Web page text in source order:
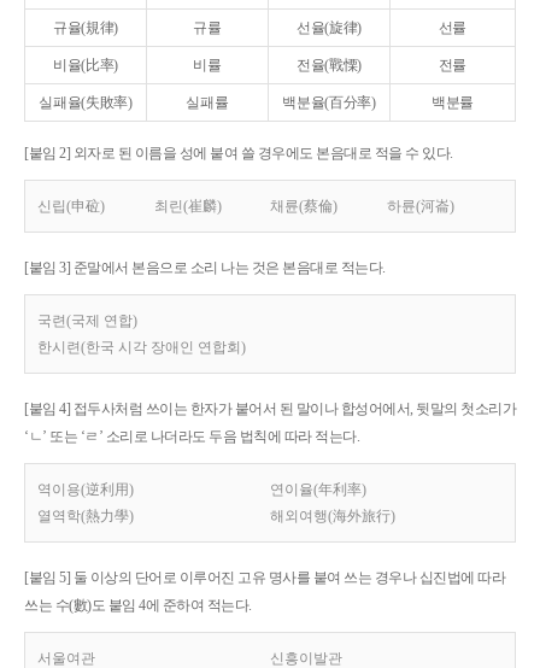
규율(規律) 규률 선율(旋律) 선률
비율(比率) 비률 전율(戰慄) 전률
실패율(失敗率) 실패률 백분율(百分率) 백분률
[붙임 2] 외자로 된 이름을 성에 붙여 쓸 경우에도 본음대로 적을 수 있다.
신립(申砬) 최린(崔麟) 채륜(蔡倫) 하륜(河崙)
[붙임 3] 준말에서 본음으로 소리 나는 것은 본음대로 적는다.
국련(국제 연합)
한시련(한국 시각 장애인 연합회)
[붙임 4] 접두사처럼 쓰이는 한자가 붙어서 된 말이나 합성어에서, 뒷말의 첫소리가
‘ㄴ’ 또는 ‘ㄹ’ 소리로 나더라도 두음 법칙에 따라 적는다.
역이용(逆利用)
연이율(年利率)
열역학(熱力學)
해외여행(海外旅行)
[붙임 5] 둘 이상의 단어로 이루어진 고유 명사를 붙여 쓰는 경우나 십진법에 따라
쓰는 수(數)도 붙임 4에 준하여 적는다.
서울여관 신흥이발관